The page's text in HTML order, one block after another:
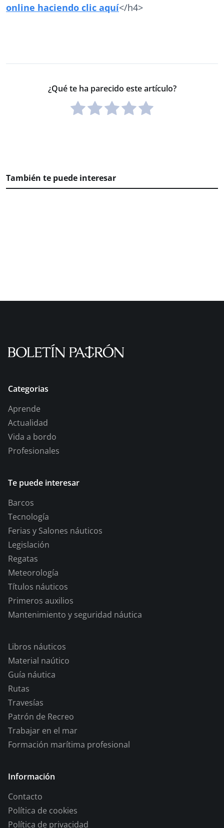
online haciendo clic aquí</h4>
¿Qué te ha parecido este artículo?
También te puede interesar
Categorias
Aprende
Actualidad
Vida a bordo
Profesionales
Te puede interesar
Barcos
Tecnología
Ferias y Salones náuticos
Legislación
Regatas
Meteorología
Títulos náuticos
Primeros auxilios
Mantenimiento y seguridad náutica
Libros náuticos
Material naútico
Guía náutica
Rutas
Travesías
Patrón de Recreo
Trabajar en el mar
Formación marítima profesional
Información
Contacto
Política de cookies
Política de privacidad